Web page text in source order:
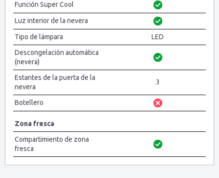
Función Super Cool
Luz interior de la nevera
Tipo de lámpara
LED
Descongelación automática
(nevera)
Estantes de la puerta de la
nevera
3
Botellero
Zona fresca
Compartimiento de zona
fresca